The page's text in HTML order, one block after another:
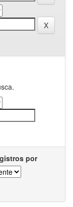
por